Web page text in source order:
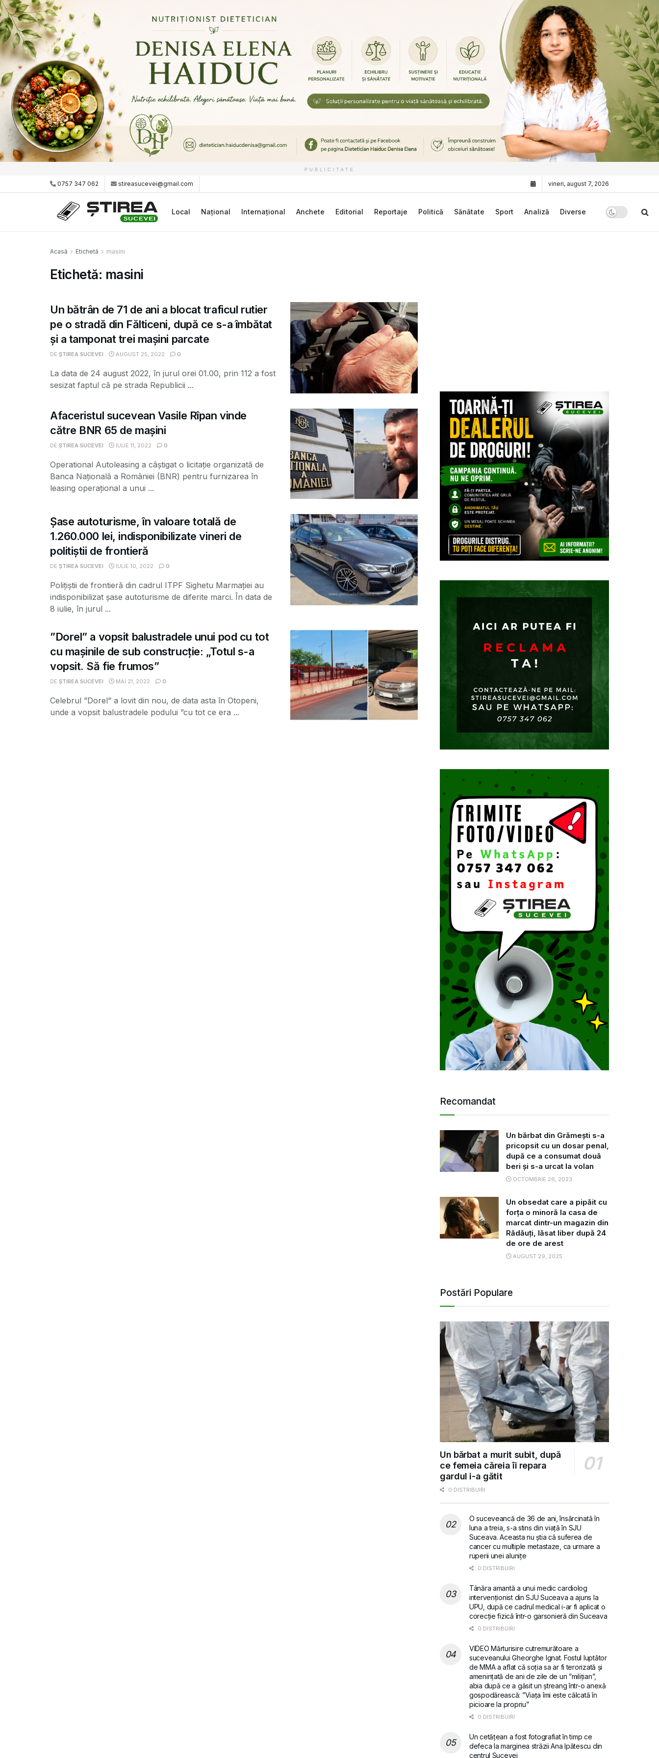
PUBLICITATE
0757 347 062 stireasucevei@gmail.com vineri, august 7, 2026
Local Național Internațional Anchete Editorial Reportaje Politică Sănătate Sport Analiză Diverse
Acasă Etichetă masini
Etichetă: masini
Un bătrân de 71 de ani a blocat traficul rutier
pe o stradă din Fălticeni, după ce s-a îmbătat
și a tamponat trei mașini parcate
DE ȘTIREA SUCEVEI AUGUST 25, 2022 0
La data de 24 august 2022, în jurul orei 01.00, prin 112 a fost
sesizat faptul că pe strada Republicii ...
Afaceristul sucevean Vasile Rîpan vinde
către BNR 65 de mașini
DE ȘTIREA SUCEVEI IULIE 11, 2022 0
Operational Autoleasing a câștigat o licitație organizată de
Banca Națională a României (BNR) pentru furnizarea în
leasing operațional a unui ...
Șase autoturisme, în valoare totală de
1.260.000 lei, indisponibilizate vineri de
politiştii de frontieră
DE ȘTIREA SUCEVEI IULIE 10, 2022 0
Polițiștii de frontieră din cadrul ITPF Sighetu Marmației au
indisponibilizat șase autoturisme de diferite marci. În data de
8 iulie, în jurul ...
”Dorel” a vopsit balustradele unui pod cu tot
cu mașinile de sub construcție: „Totul s-a
vopsit. Să fie frumos”
DE ȘTIREA SUCEVEI MAI 21, 2022 0
Celebrul ”Dorel” a lovit din nou, de data asta în Otopeni,
unde a vopsit balustradele podului ”cu tot ce era ...
Recomandat
Un bărbat din Grămești s-a
pricopsit cu un dosar penal,
după ce a consumat două
beri și s-a urcat la volan
OCTOMBRIE 26, 2023
Un obsedat care a pipăit cu
forța o minoră la casa de
marcat dintr-un magazin din
Rădăuți, lăsat liber după 24
de ore de arest
AUGUST 29, 2025
Postări Populare
Un bărbat a murit subit, după
ce femeia căreia îi repara
gardul i-a gătit
0 DISTRIBUIRI
O suceveancă de 36 de ani, însărcinată în
luna a treia, s-a stins din viață în SJU
Suceava. Aceasta nu știa că suferea de
cancer cu multiple metastaze, ca urmare a
ruperii unei alunițe
0 DISTRIBUIRI
Tânăra amantă a unui medic cardiolog
intervenționist din SJU Suceava a ajuns la
UPU, după ce cadrul medical i-ar fi aplicat o
corecție fizică într-o garsonieră din Suceava
0 DISTRIBUIRI
VIDEO Mărturisire cutremurătoare a
suceveanului Gheorghe Ignat. Fostul luptător
de MMA a aflat că soția sa ar fi terorizată și
amenințată de ani de zile de un ”milițian”,
abia după ce a găsit un ștreang într-o anexă
gospodărească: ”Viața îmi este călcată în
picioare la propriu”
0 DISTRIBUIRI
Un cetățean a fost fotografiat în timp ce
defeca la marginea străzii Ana Ipătescu din
centrul Sucevei